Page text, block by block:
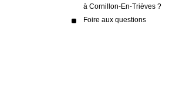
à Cornillon-En-Trièves ?
Foire aux questions